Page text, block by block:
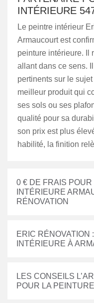
INTÉRIEURE
Le peintre intérieur
Armaucourt est
peinture intérieure. Il
allant dans ce sens.
pertinents sur le
meilleur produit qui
ses sols ou ses
qualité pour sa
son prix est plus
habilité, la finition
0 € DE FRAIS
INTÉRIEURE
RÉNOVATION
ERIC
INTÉRIEURE À
LES CONSEILS
POUR LA